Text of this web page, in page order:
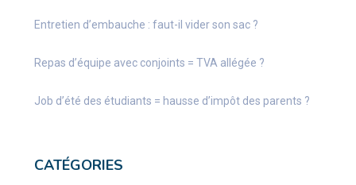
Entretien d’embauche : faut-il vider son sac ?
Repas d’équipe avec conjoints = TVA allégée ?
Job d’été des étudiants = hausse d’impôt des parents ?
CATÉGORIES